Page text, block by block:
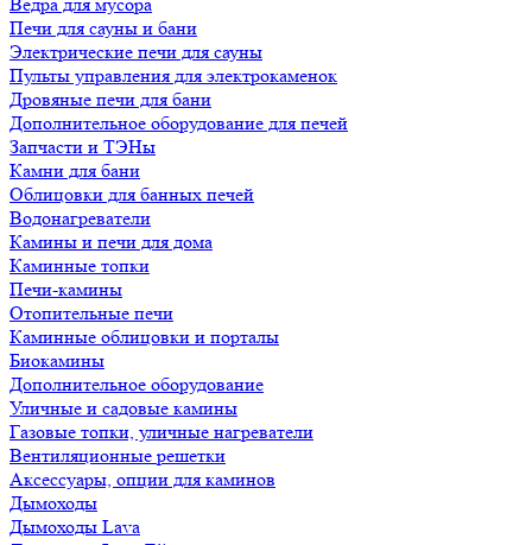
Печи для сауны и бани
Электрические печи для сауны
Пульты управления для электрокаменок
Дровяные печи для бани
Дополнительное оборудование для печей
Запчасти и ТЭНы
Камни для бани
Облицовки для банных печей
Водонагреватели
Камины и печи для дома
Каминные топки
Печи-камины
Отопительные печи
Каминные облицовки и порталы
Биокамины
Дополнительное оборудование
Уличные и садовые камины
Газовые топки, уличные нагреватели
Вентиляционные решетки
Аксессуары, опции для каминов
Дымоходы
Дымоходы Lava